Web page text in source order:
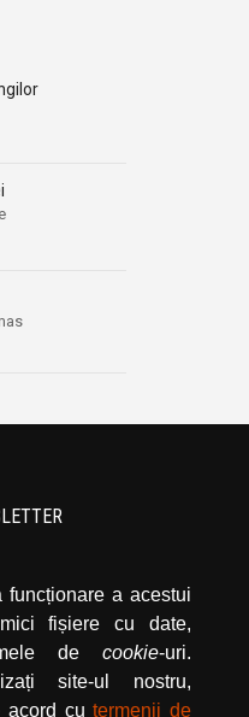
funcționare a acestui
fișiere cu date,
de cookie-uri.
site-ul nostru,
acord cutermenii de